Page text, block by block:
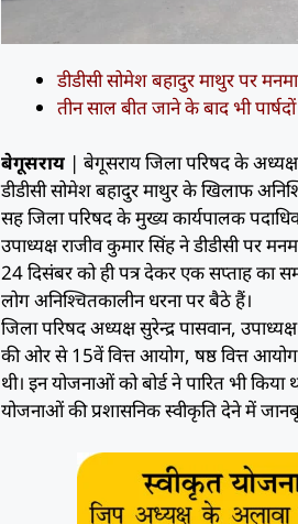
डीडीसी सोमेश बहादुर माथुर पर
तीन साल बीत जाने के बाद भी
बेगूसराय | बेगूसराय जिला परिषद के
डीडीसी सोमेश बहादुर माथुर के खिलाफ
सह जिला परिषद के मुख्य कार्यपालक
उपाध्यक्ष राजीव कुमार सिंह ने डीडीसी पर
24 दिसंबर को ही पत्र देकर एक सप्ताह का
लोग अनिश्चितकालीन धरना पर बैठे हैं।
जिला परिषद अध्यक्ष सुरेन्द्र पासवान,
की ओर से 15वें वित्त आयोग, षष्ठ वित्त
थी। इन योजनाओं को बोर्ड ने पारित भी
योजनाओं की प्रशासनिक स्वीकृति देने में